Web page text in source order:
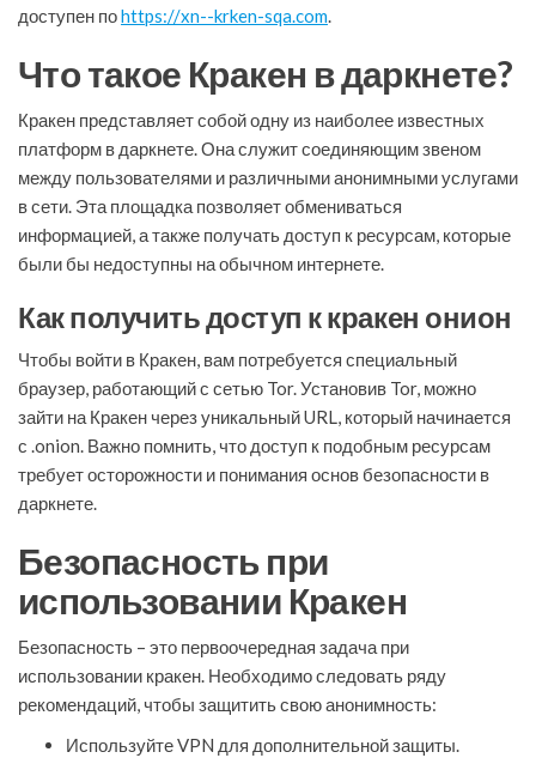
доступен поhttps://xn--krken-sqa.com.
Что такое Кракен в даркнете?
Кракен представляет собой одну из наиболее известных
платформ в даркнете. Она служит соединяющим звеном
между пользователями и различными анонимными услугами
в сети. Эта площадка позволяет обмениваться
информацией, а также получать доступ к ресурсам, которые
были бы недоступны на обычном интернете.
Как получить доступ к кракен онион
Чтобы войти в Кракен, вам потребуется специальный
браузер, работающий с сетью Tor. Установив Tor, можно
зайти на Кракен через уникальный URL, который начинается
с .onion. Важно помнить, что доступ к подобным ресурсам
требует осторожности и понимания основ безопасности в
даркнете.
Безопасность при
использовании Кракен
Безопасность – это первоочередная задача при
использовании кракен. Необходимо следовать ряду
рекомендаций, чтобы защитить свою анонимность:
Используйте VPN для дополнительной защиты.